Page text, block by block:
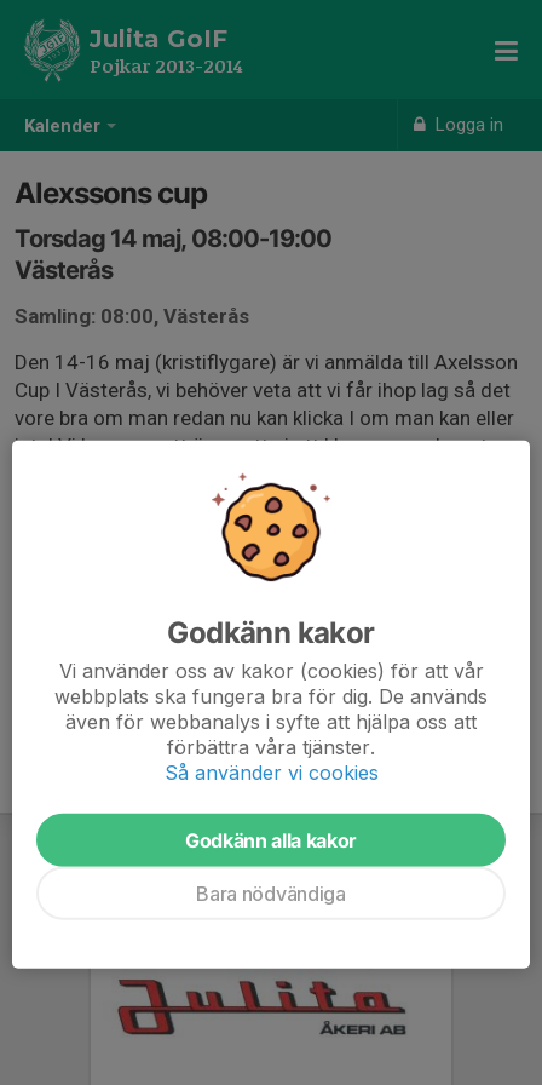
Kalender Logga in
Julita GoIF
Pojkar 2013-2014
Alexssons cup
Torsdag 14 maj, 08:00-19:00
Västerås
Samling: 08:00, Västerås
Den 14-16 maj (kristiflygare) är vi anmälda till Axelsson
Cup I Västerås, vi behöver veta att vi får ihop lag så det
vore bra om man redan nu kan klicka I om man kan eller
inte! Vi kommer att övernatta i ett klassrum och mat
ingår! Vi har förståelse för att skador och sjukdomar
kan uppkomma. Men är man hemma och vill vara med så
får man gärna klicka I kallelsen så vi vet på ett ungefär
Vi tänker att vi behöver minst 10st grabbar för att
Godkänn kakor
Vi använder oss av kakor (cookies) för att vår
webbplats ska fungera bra för dig. De används
även för webbanalys i syfte att hjälpa oss att
förbättra våra tjänster.
Så använder vi cookies
Godkänn alla kakor
Bara nödvändiga